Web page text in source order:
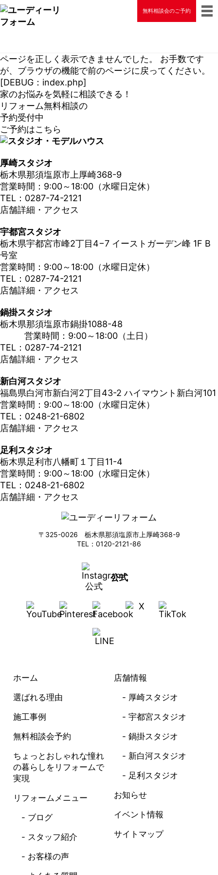
無料相談会のご予約
ページを正しく表示できませんでした。 お手数です
が、ブラウザの機能で前のページに戻ってください。
[DEBUG：index.php]
家のお悩みを気軽に相談できる！
リフォーム無料相談の
予約受付中
ご予約はこちら
厚崎スタジオ
栃木県那須塩原市上厚崎368-9
営業時間：9:00～18:00（水曜日定休）
TEL：0287-74-2121
店舗詳細・アクセス
宇都宮スタジオ
栃木県宇都宮市峰2丁目4−7 イーストガーデン峰 1F B
号室
営業時間：9:00～18:00（水曜日定休）
TEL：0287-74-2121
店舗詳細・アクセス
鍋掛スタジオ
栃木県那須塩原市鍋掛1088-48
営業時間：9:00～18:00（土日）
TEL：0287-74-2121
店舗詳細・アクセス
新白河スタジオ
福島県白河市新白河2丁目43-2 ハイマウント新白河101
営業時間：9:00～18:00（水曜日定休）
TEL：0248-21-6802
店舗詳細・アクセス
足利スタジオ
栃木県足利市八幡町１丁目11-4
営業時間：9:00～18:00（水曜日定休）
TEL：0248-21-6802
店舗詳細・アクセス
〒325-0026 栃木県那須塩原市上厚崎368-9
TEL：0120-2121-86
公式
ホーム
選ばれる理由
施工事例
無料相談会予約
ちょっとおしゃれな憧れ
の暮らしを リフォームで
実現
リフォームメニュー
ブログ
スタッフ紹介
お客様の声
店舗情報
厚崎スタジオ
宇都宮スタジオ
鍋掛スタジオ
新白河スタジオ
足利スタジオ
お知らせ
イベント情報
サイトマップ